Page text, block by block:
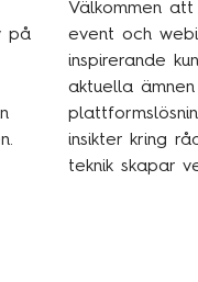
på
Välkommen
event och
inspirerande
aktuella
insikter kring
teknik skapar